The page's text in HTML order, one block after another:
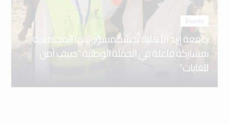
Events
جامعة إربد الأهلية تُجسّد مسؤوليتها المجتمعية
بمشاركة فاعلة في الحملة الوطنية “صيف آمن
للغابات”